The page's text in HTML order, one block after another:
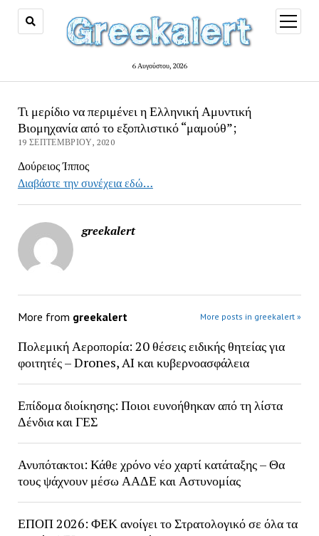
6 Αυγούστου, 2026
open
menu
Τι μερίδιο να περιμένει η Ελληνική Αμυντική
Βιομηχανία από το εξοπλιστικό “μαμούθ”;
19 ΣΕΠΤΕΜΒΡΊΟΥ, 2020
Δούρειος Ίππος
Διαβάστε την συνέχεια εδώ…
greekalert
More from greekalert More posts in greekalert »
Πολεμική Αεροπορία: 20 θέσεις ειδικής θητείας για
φοιτητές – Drones, AI και κυβερνοασφάλεια
Επίδομα διοίκησης: Ποιοι ευνοήθηκαν από τη λίστα
Δένδια και ΓΕΣ
Ανυπότακτοι: Κάθε χρόνο νέο χαρτί κατάταξης – Θα
τους ψάχνουν μέσω ΑΑΔΕ και Αστυνομίας
ΕΠΟΠ 2026: ΦΕΚ ανοίγει το Στρατολογικό σε όλα τα